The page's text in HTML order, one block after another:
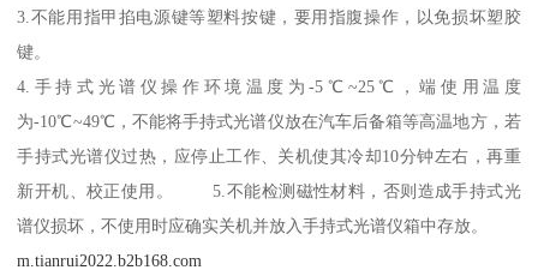
3.不能用指甲掐电源键等塑料按键，要用指腹操作，以免损坏塑胶
键。
4.手持式光谱仪操作环境温度为-5℃~25℃，端使用温度
为-10℃~49℃，不能将手持式光谱仪放在汽车后备箱等高温地方，若
手持式光谱仪过热，应停止工作、关机使其冷却10分钟左右，再重
新开机、校正使用。 5.不能检测磁性材料，否则造成手持式光
谱仪损坏，不使用时应确实关机并放入手持式光谱仪箱中存放。
m.tianrui2022.b2b168.com